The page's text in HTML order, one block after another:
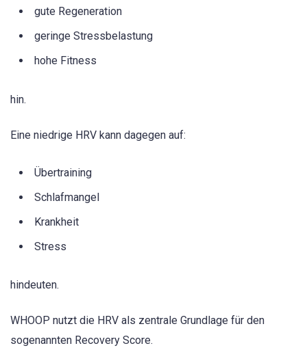
gute Regeneration
geringe Stressbelastung
hohe Fitness
hin.
Eine niedrige HRV kann dagegen auf:
Übertraining
Schlafmangel
Krankheit
Stress
hindeuten.
WHOOP nutzt die HRV als zentrale Grundlage für den
sogenannten Recovery Score.